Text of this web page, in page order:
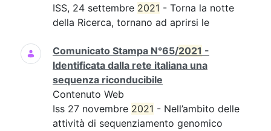
ISS, 24 settembre 2021 - Torna la notte
della Ricerca, tornano ad aprirsi le
Comunicato Stampa N°65/2021 -
Identificata dalla rete italiana una
sequenza riconducibile
Contenuto Web
Iss 27 novembre 2021 - Nell’ambito delle
attività di sequenziamento genomico